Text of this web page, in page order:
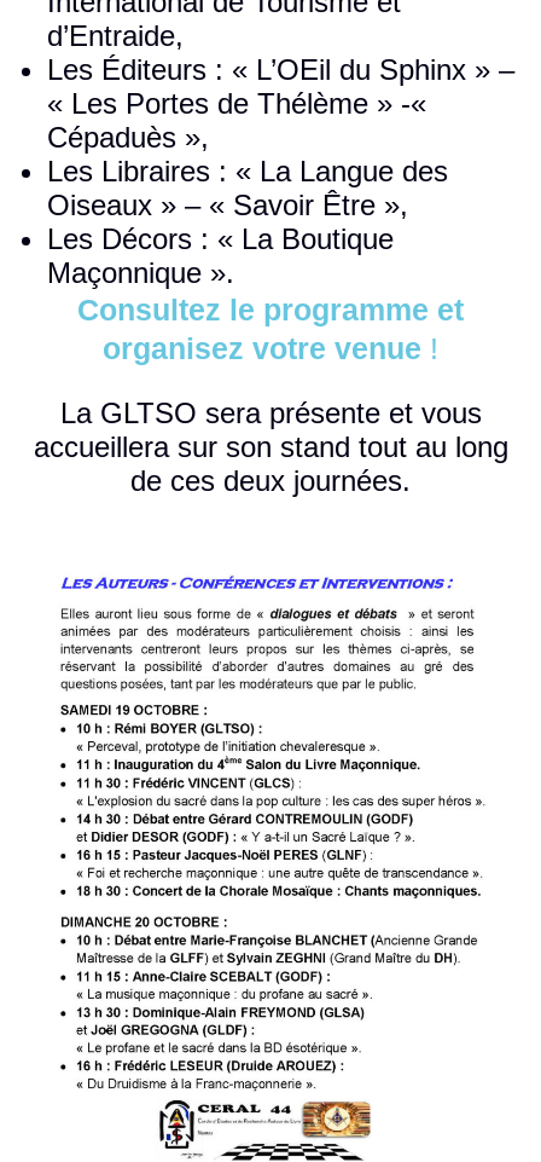
d’Entraide,
Les Éditeurs : « L’OEil du Sphinx » –
« Les Portes de Thélème » -«
Cépaduès »,
Les Libraires : « La Langue des
Oiseaux » – « Savoir Être »,
Les Décors : « La Boutique
Maçonnique ».
Consultez le programme et
organisez votre venue !
La GLTSO sera présente et vous
accueillera sur son stand tout au long
de ces deux journées.